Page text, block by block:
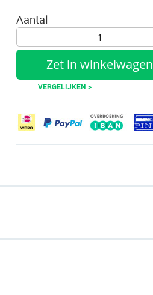
Aantal
Zet in winkelwagen
VERGELIJKEN >